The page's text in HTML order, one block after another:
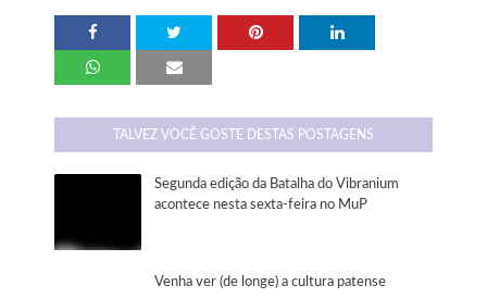
TALVEZ VOCÊ GOSTE DESTAS POSTAGENS
Segunda edição da Batalha do Vibranium
acontece nesta sexta-feira no MuP
Venha ver (de longe) a cultura patense